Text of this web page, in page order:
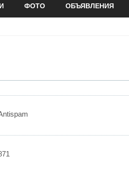
ФОТО ОБЪЯВЛЕНИЯ